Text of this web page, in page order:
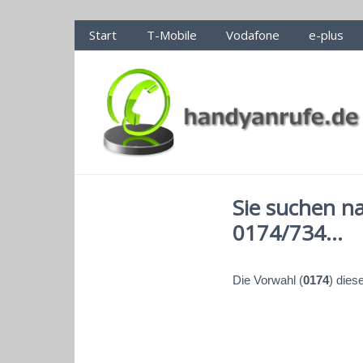
Handyanrufe.de Nummerncheck
Start T-Mobile Vodafone e-plus
Sie suchen
0174/734...
Die Vorwahl (0174)